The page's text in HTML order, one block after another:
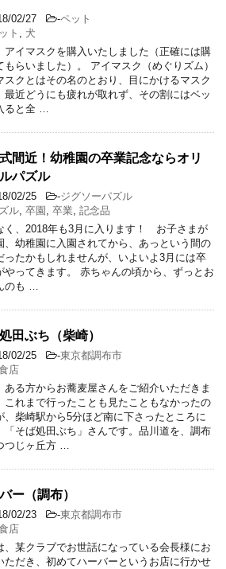
02/27 -ペット
ト , 犬
アイマスクを購入いたしました（正確には購
もらいました）。 アイマスク（めぐりズム）
スクとはその名のとおり、目にかけるマスク
最近どうにも疲れが取れず、その割にはベッ
ると全 …
間近！幼稚園の卒業記念ならオリ
パズル
02/25 -ジグソーパズル
ル, 卒園 , 卒業, 記念品
く、2018年も3月に入ります！ お子さまが
、幼稚園に入園されてから、あっという間の
ったかもしれませんが、いよいよ3月には卒
やってきます。 赤ちゃんの頃から、ずっとお
のも …
田ぶち（柴崎）
02/25 -東京都調布市
店
ある方からお蕎麦屋さんをご紹介いただきま
これまで行ったことも見たこともなかったの
、柴崎駅から5分ほど南に下さったところに
「そば処田ぶち」さんです。品川道を、調布
つじヶ丘方 …
ー（調布）
02/23 -東京都調布市
店
、某クラブでお世話になっている会長様にお
ただき、初めてハーバーというお店に行かせ